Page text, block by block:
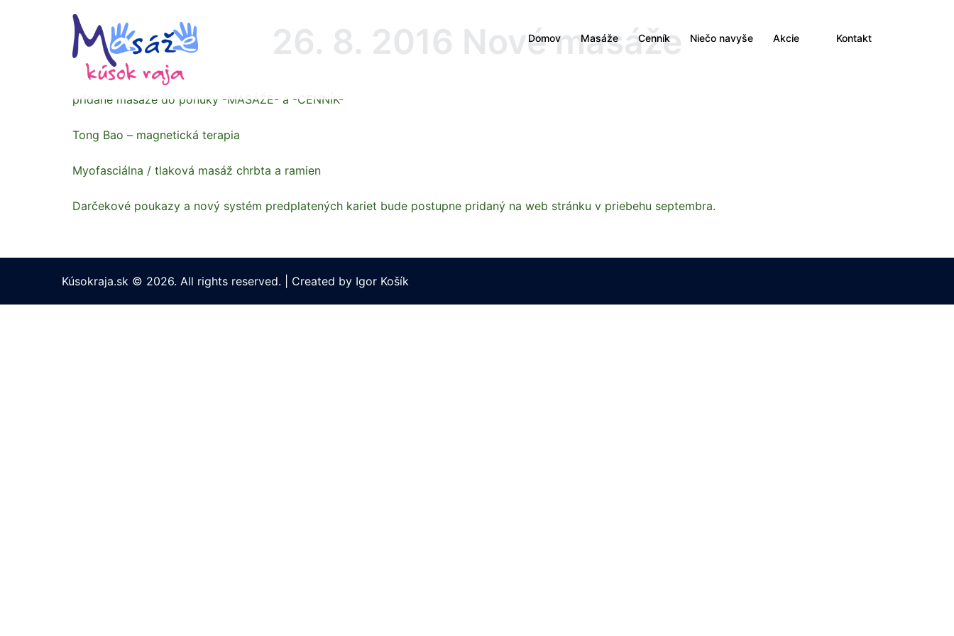
Domov Masáže Cenník Niečo navyše Akcie Kontakt
26. 8. 2016 Nové masáže
pridané masáže do ponuky -MASÁŽE- a -CENNÍK-
Tong Bao – magnetická terapia
Myofasciálna / tlaková masáž chrbta a ramien
Darčekové poukazy a nový systém predplatených kariet bude postupne pridaný na web stránku v priebehu septembra.
Kúsokraja.sk © 2026. All rights reserved. Created by Igor Košík